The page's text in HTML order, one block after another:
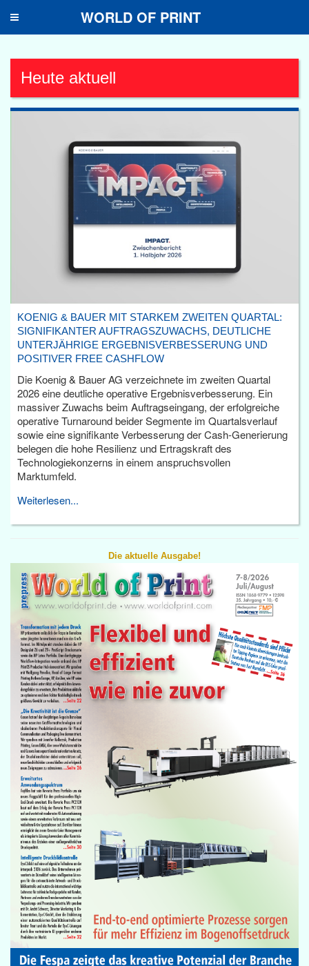
Toggle
WORLD OF PRINT
Heute aktuell
KOENIG & BAUER MIT STARKEM ZWEITEN QUARTAL:
SIGNIFIKANTER AUFTRAGSZUWACHS, DEUTLICHE
UNTERJÄHRIGE ERGEBNISVERBESSERUNG UND
POSITIVER FREE CASHFLOW
Die Koenig & Bauer AG verzeichnete im zweiten Quartal
2026 eine deutliche operative Ergebnisverbesserung. Ein
massiver Zuwachs beim Auftragseingang, der erfolgreiche
operative Turnaround beider Segmente im Quartalsverlauf
sowie eine signifikante Verbesserung der Cash-Generierung
belegen die hohe Resilienz und Ertragskraft des
Technologiekonzerns in einem anspruchsvollen
Marktumfeld.
Weiterlesen...
Die aktuelle Ausgabe!